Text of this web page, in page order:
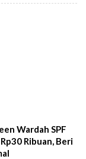
Wardah SPF
Ribuan, Beri